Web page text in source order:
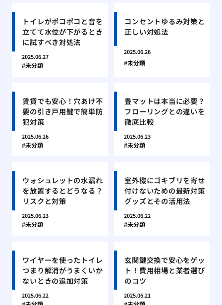
トイレがポコポコと音を
立てて水位が下がるとき
に試すべき対処法
2025.06.27
未分類
コンセントゆるみ対策と
正しい対処法
2025.06.26
未分類
賃貸でも安心！穴あけ不
要の引き戸用鍵で簡単防
犯対策
2025.06.26
未分類
畳マットは本当に必要？
フローリングとの違いを
徹底比較
2025.06.23
未分類
ウォシュレットの水漏れ
を放置するとどうなる？
リスクと対策
2025.06.23
未分類
室外機にゴキブリを寄せ
付けないための最新対策
グッズとその活用法
2025.06.22
未分類
ワイヤーを使ったトイレ
つまり解消がうまくいか
ないときの追加対策
2025.06.22
玄関鍵交換で安心をゲッ
ト！費用相場と業者選び
のコツ
2025.06.21